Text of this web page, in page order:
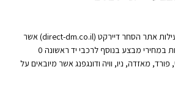
דלק מוטורס מרחיבה את פעילות אתר הסחר דיירקט (direct-dm.co.il) אשר
יציע מעתה גם מכוניות חדשות במחירי מבצע בנוסף לרכבי יד ראשונה 0
פורד, מאזדה, ניו, וויה ודונגפנג אשר מיובאים על